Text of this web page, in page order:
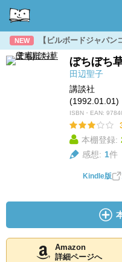
NEW 【ビルボードジャパ
ぼちぼち
田辺聖子
講談社
(1992.01.01)
ISBN・EAN:
本棚登録:
感想: 1件
Kindle版
Amazon
詳細ページへ